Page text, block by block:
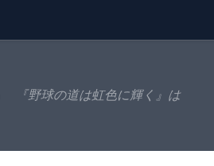
『野球の道は虹色に輝く』は